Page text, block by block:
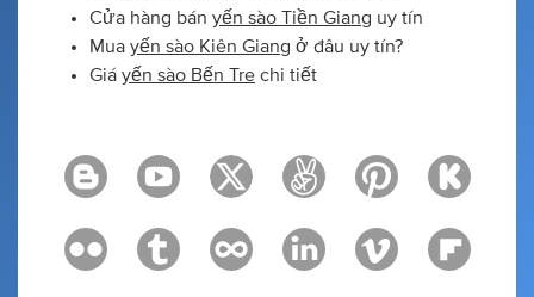
Cửa hàng bán yến sào Tiền Giang uy tín
Mua yến sào Kiên Giang ở đâu uy tín?
Giá yến sào Bến Tre chi tiết